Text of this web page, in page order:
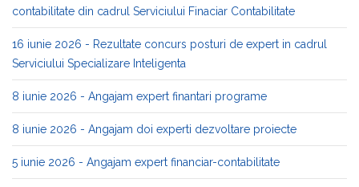
contabilitate din cadrul Serviciului Finaciar Contabilitate
16 iunie 2026 - Rezultate concurs posturi de expert in cadrul
Serviciului Specializare Inteligenta
8 iunie 2026 - Angajam expert finantari programe
8 iunie 2026 - Angajam doi experti dezvoltare proiecte
5 iunie 2026 - Angajam expert financiar-contabilitate